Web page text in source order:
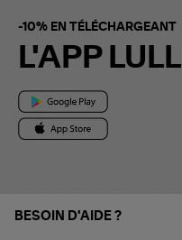
-10% EN TÉLÉCHARGEANT
L'APP LULLI
BESOIN D'AIDE ?